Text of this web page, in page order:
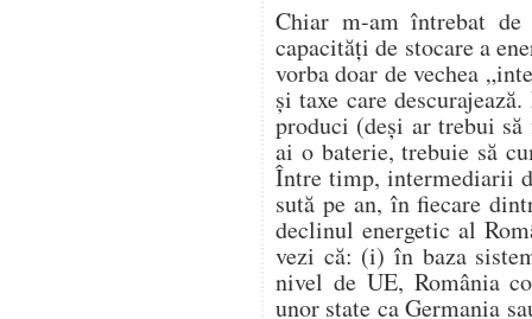
Chiar m-am întrebat
capacități de stocare a
vorba doar de vechea
și taxe care
produci (deși ar trebui
ai o baterie, trebuie să
Între timp, intermediarii
sută pe an, în fiecare
declinul energetic al
vezi că: (i) în baza
nivel de UE, România
unor state ca Germania